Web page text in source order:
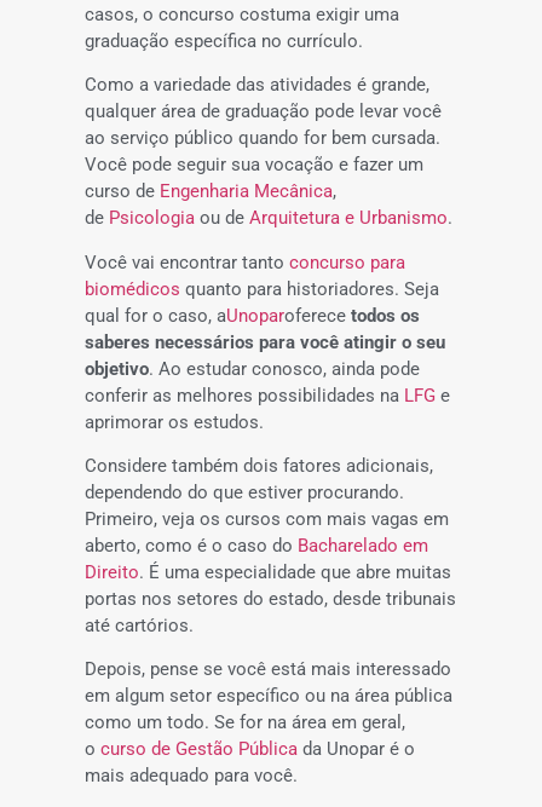
casos, o concurso costuma exigir uma
graduação específica no currículo.
Como a variedade das atividades é grande,
qualquer área de graduação pode levar você
ao serviço público quando for bem cursada.
Você pode seguir sua vocação e fazer um
curso de Engenharia Mecânica,
de Psicologia ou de Arquitetura e Urbanismo.
Você vai encontrar tanto concurso para
biomédicos quanto para historiadores. Seja
qual for o caso, aUnoparoferece todos os
saberes necessários para você atingir o seu
objetivo. Ao estudar conosco, ainda pode
conferir as melhores possibilidades na LFG e
aprimorar os estudos.
Considere também dois fatores adicionais,
dependendo do que estiver procurando.
Primeiro, veja os cursos com mais vagas em
aberto, como é o caso do Bacharelado em
Direito. É uma especialidade que abre muitas
portas nos setores do estado, desde tribunais
até cartórios.
Depois, pense se você está mais interessado
em algum setor específico ou na área pública
como um todo. Se for na área em geral,
o curso de Gestão Pública da Unopar é o
mais adequado para você.